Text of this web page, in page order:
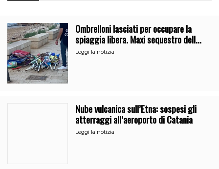
Ombrelloni lasciati per occupare la
spiaggia libera. Maxi sequestro della
Guardia Costiera
Leggi la notizia
Nube vulcanica sull’Etna: sospesi gli
atterraggi all’aeroporto di Catania
Leggi la notizia